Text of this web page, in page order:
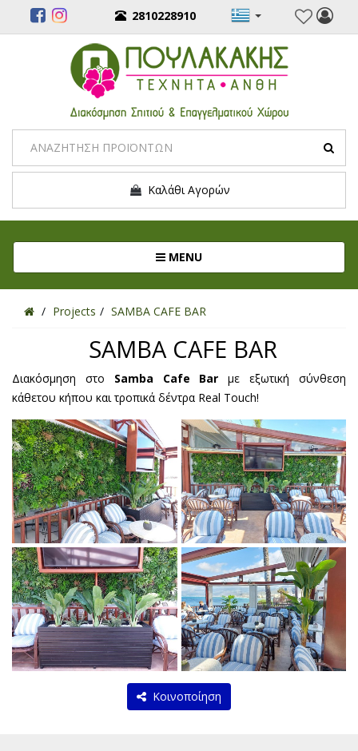
2810228910
Καλάθι Αγορών
MENUToggle navigation
Projects SAMBA CAFE BAR
SAMBA CAFE BAR
Διακόσμηση στο Samba Cafe Bar με εξωτική σύνθεση
κάθετου κήπου και τροπικά δέντρα Real Touch!
Κοινοποίηση